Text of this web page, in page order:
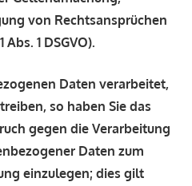
von Rechtsansprüchen
1 DSGVO).
Daten verarbeitet,
so haben Sie das
gegen die Verarbeitung
Daten zum
einzulegen; dies gilt